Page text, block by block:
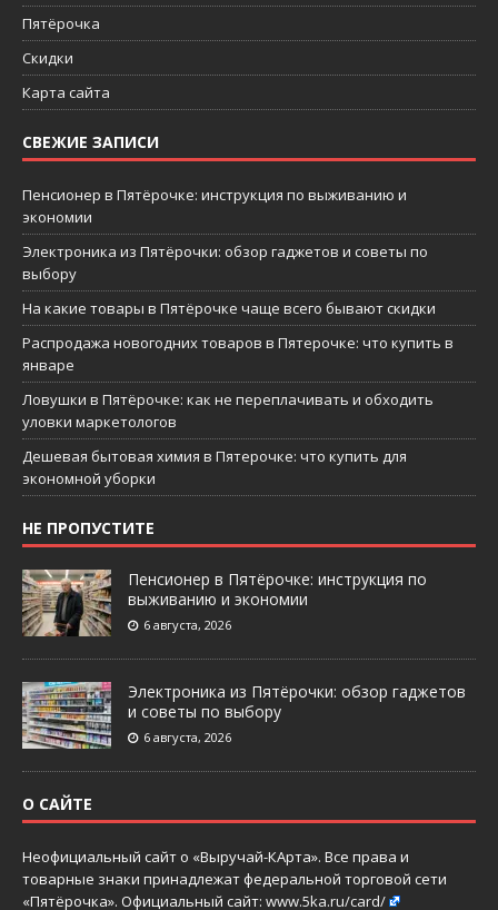
Пятёрочка
Скидки
Карта сайта
СВЕЖИЕ ЗАПИСИ
Пенсионер в Пятёрочке: инструкция по выживанию и
экономии
Электроника из Пятёрочки: обзор гаджетов и советы по
выбору
На какие товары в Пятёрочке чаще всего бывают скидки
Распродажа новогодних товаров в Пятерочке: что купить в
январе
Ловушки в Пятёрочке: как не переплачивать и обходить
уловки маркетологов
Дешевая бытовая химия в Пятерочке: что купить для
экономной уборки
НЕ ПРОПУСТИТЕ
Пенсионер в Пятёрочке: инструкция по
выживанию и экономии
6 августа, 2026
Электроника из Пятёрочки: обзор гаджетов
и советы по выбору
6 августа, 2026
О САЙТЕ
Неофициальный сайт о «Выручай-КАрта». Все права и
товарные знаки принадлежат федеральной торговой сети
«Пятёрочка». Официальный сайт: www.5ka.ru/card/